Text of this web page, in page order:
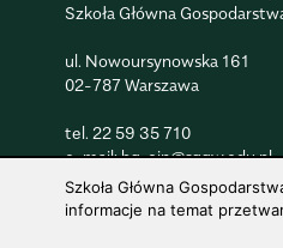
Szkoła Główna
ul. Nowoursynowska 161
02-787 Warszawa
tel. 22 59 35 710
e-mail:bg_oin@sggw.edu.pl
Szkoła Główna
informacje na temat